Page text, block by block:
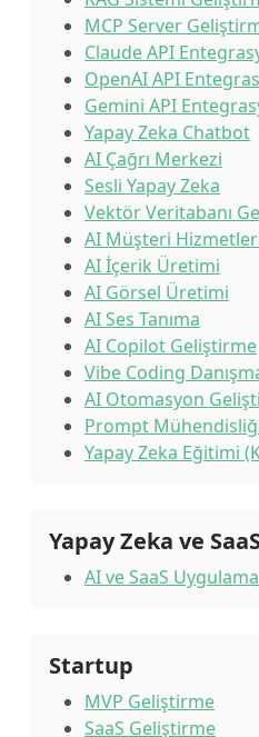
MCP Server
Claude API
OpenAI API
Gemini API
Yapay Zeka Chatbot
AI Çağrı Merkezi
Sesli Yapay Zeka
Vektör Veritabanı
AI Müşteri
AI İçerik Üretimi
AI Görsel Üretimi
AI Ses Tanıma
AI Copilot Geliştirme
Vibe Coding
AI Otomasyon
Prompt
Yapay Zeka Eğitimi
Yapay Zeka ve
AI ve SaaS
Startup
MVP Geliştirme
SaaS Geliştirme